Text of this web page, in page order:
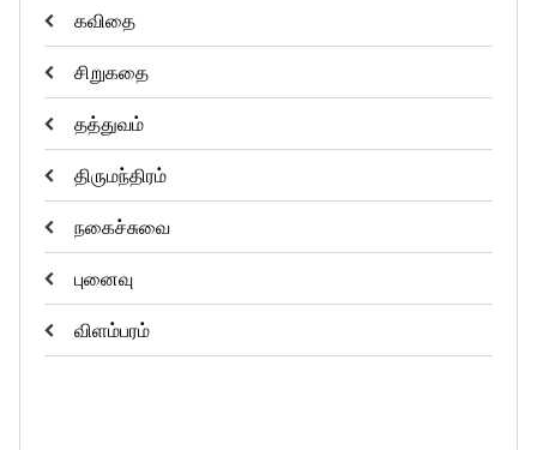
கவிதை
சிறுகதை
தத்துவம்
திருமந்திரம்
நகைச்சுவை
புனைவு
விளம்பரம்